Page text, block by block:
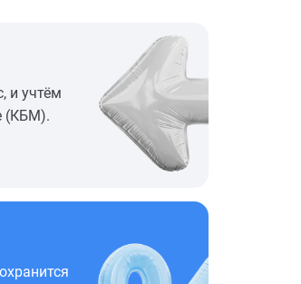
и учтём
(КБМ).